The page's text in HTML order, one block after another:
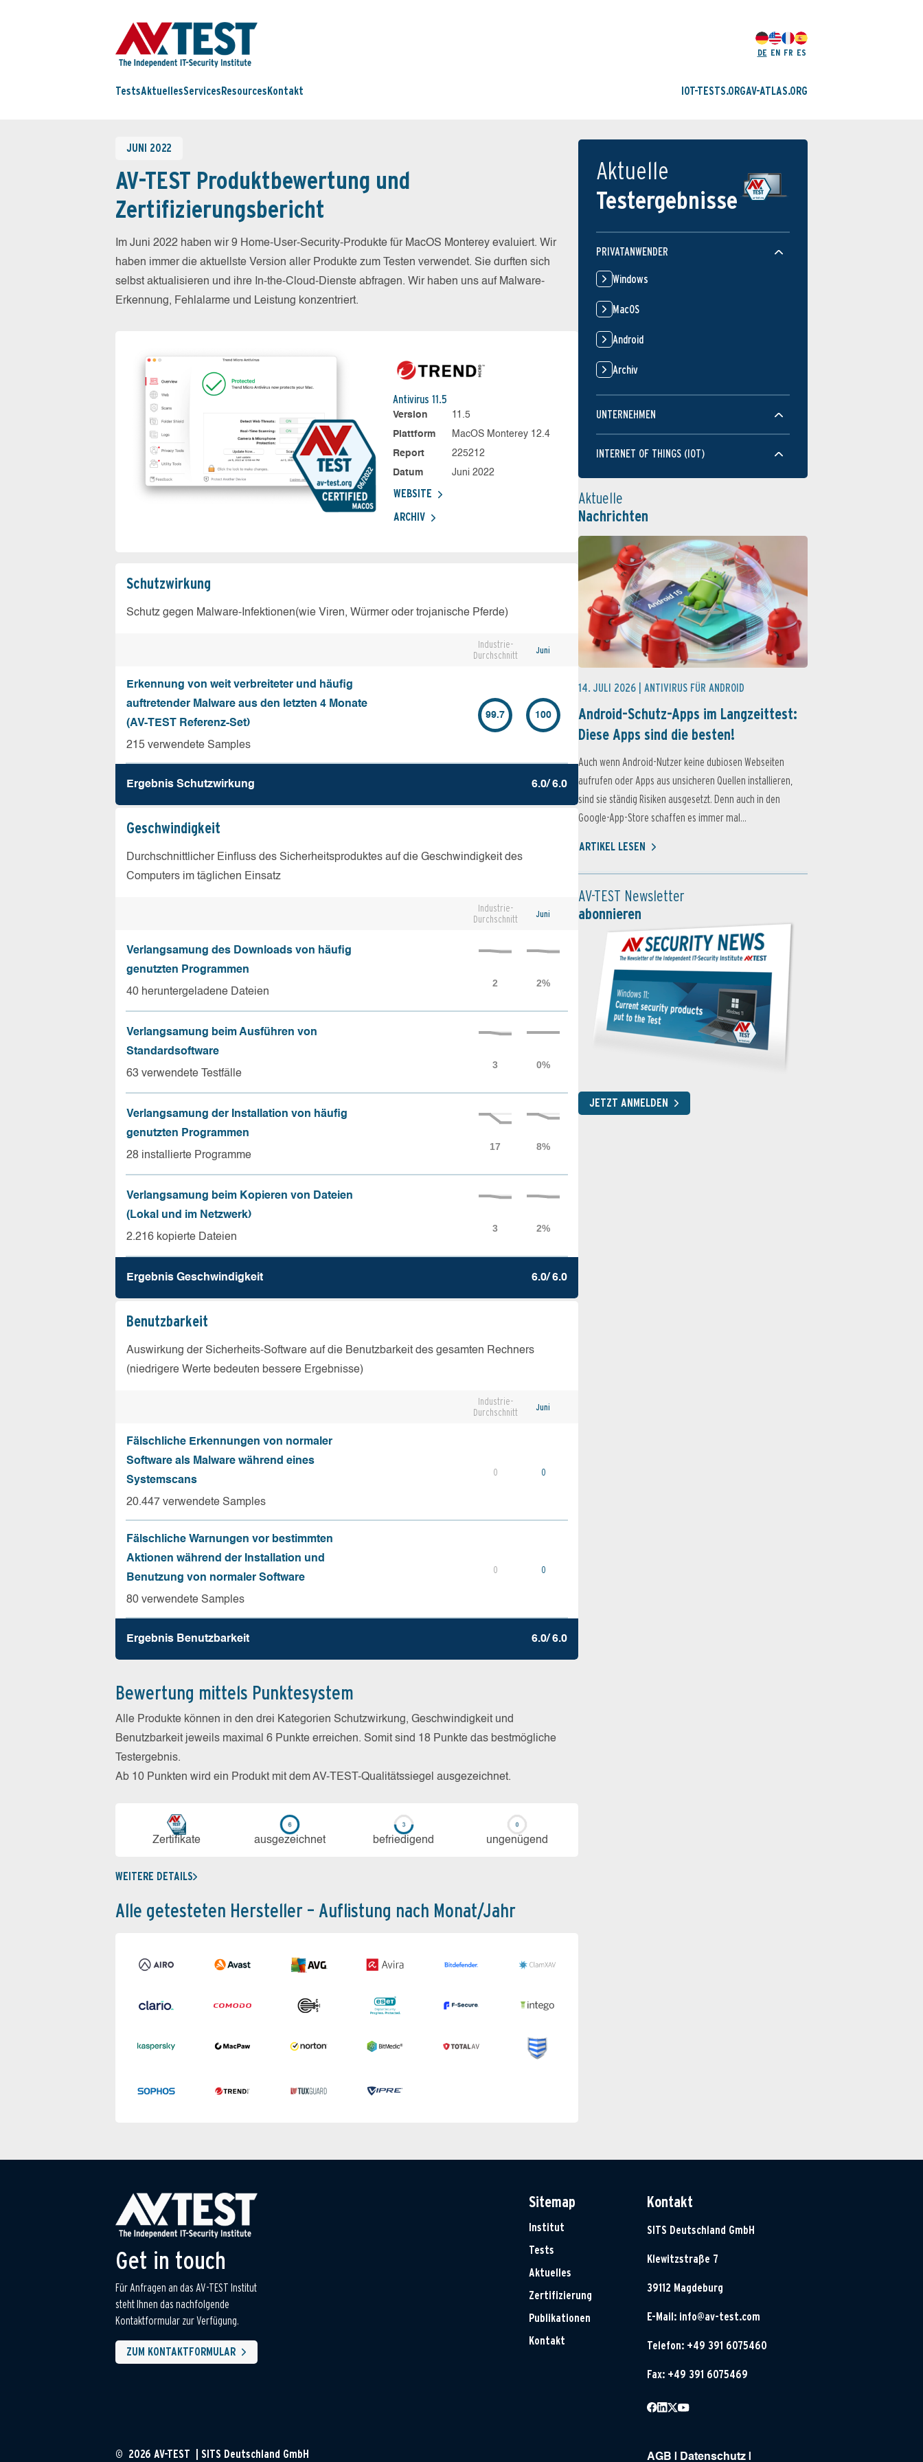
DE EN FR ES
TestsAktuellesServices Resources Kontakt IOT-TESTS.ORGAV-ATLAS.ORG
JUNI 2022
AV-TEST Produktbewertung und
Zertifizierungsbericht
Im Juni 2022 haben wir 9 Home-User-Security-Produkte für MacOS Monterey evaluiert. Wir
haben immer die aktuellste Version aller Produkte zum Testen verwendet. Sie durften sich
selbst aktualisieren und ihre In-the-Cloud-Dienste abfragen. Wir haben uns auf Malware-
Erkennung, Fehlalarme und Leistung konzentriert.
Antivirus 11.5
Version
11.5
Plattform
MacOS Monterey 12.4
Report
225212
Datum
Juni 2022
WEBSITE
ARCHIV
Schutz­wirkung
Schutz gegen Malware-Infektionen(wie Viren, Würmer oder trojanische Pferde)
Industrie-
Durchschnitt
Juni
Erkennung von weit verbreiteter und häufig
auftretender Malware aus den letzten 4 Monate
(AV-TEST Referenz-Set)
215 verwendete Samples
99.7 100
Ergebnis Schutz­wirkung 6.0/ 6.0
Geschw­indigkeit
Durchschnittlicher Einfluss des Sicherheitsproduktes auf die Geschwindigkeit des
Computers im täglichen Einsatz
Industrie-
Durchschnitt
Juni
Verlangsamung des Downloads von häufig
genutzten Programmen
40 heruntergeladene Dateien
Verlangsamung beim Ausführen von
Standardsoftware
63 verwendete Testfälle
Verlangsamung der Installation von häufig
genutzten Programmen
28 installierte Programme
Verlangsamung beim Kopieren von Dateien
(Lokal und im Netzwerk)
2.216 kopierte Dateien
Ergebnis Geschw­indigkeit 6.0/ 6.0
Benutz­barkeit
Auswirkung der Sicherheits-Software auf die Benutzbarkeit des gesamten Rechners
(niedrigere Werte bedeuten bessere Ergebnisse)
Industrie-
Durchschnitt
Juni
Fälschliche Erkennungen von normaler
Software als Malware während eines
Systemscans
20.447 verwendete Samples
0 0
Fälschliche Warnungen vor bestimmten
Aktionen während der Installation und
Benutzung von normaler Software
80 verwendete Samples
0 0
Ergebnis Benutz­barkeit 6.0/ 6.0
Bewertung mittels Punktesystem
Alle Produkte können in den drei Kategorien Schutzwirkung, Geschwindigkeit und
Benutzbarkeit jeweils maximal 6 Punkte erreichen. Somit sind 18 Punkte das bestmögliche
Testergebnis.
Ab 10 Punkten wird ein Produkt mit dem AV-TEST-Qualitätssiegel ausgezeichnet.
Zerti­fikate aus­ge­zeich­net be­frie­di­gend un­ge­nü­gend
WEITERE DETAILS
Alle getesteten Hersteller – Auflistung nach Monat/Jahr
Aktuelle
Testergebnisse
PRIVATANWENDER
Windows
MacOS
Android
Archiv
UNTERNEHMEN
INTERNET OF THINGS (IOT)
Aktuelle
Nachrichten
14. JULI 2026 | ANTIVIRUS FÜR ANDROID
Android-Schutz-Apps im Langzeittest:
Diese Apps sind die besten!
Auch wenn Android-Nutzer keine dubiosen Webseiten
aufrufen oder Apps aus unsicheren Quellen installieren,
sind sie ständig Risiken ausgesetzt. Denn auch in den
Google-App-Store schaffen es immer mal...
ARTIKEL LESEN
AV-TEST Newsletter
abonnieren
JETZT ANMELDEN
Get in touch
Für Anfragen an das AV-TEST Institut
steht Ihnen das nachfolgende
Kontaktformular zur Verfügung.
ZUM KONTAKTFORMULAR
Sitemap
Institut
Tests
Aktuelles
Zertifizierung
Publikationen
Kontakt
Kontakt
SITS Deutschland GmbH
Klewitzstraße 7
39112 Magdeburg
E-Mail: info@av-test.com
Telefon: +49 391 6075460
Fax: +49 391 6075469
AGB Datenschutz
© 2026 AV-TEST | SITS Deutschland GmbH